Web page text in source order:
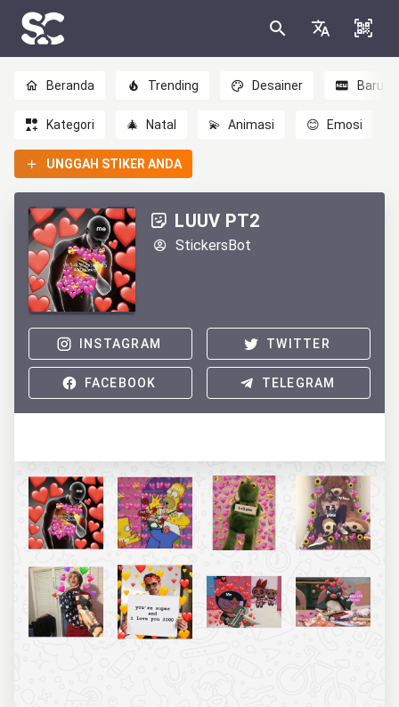
Beranda Trending Desainer Baru
Kategori 🎄 Natal 💫 Animasi 😊 Emosi
UNGGAH STIKER ANDA
LUUV PT2
StickersBot
INSTAGRAM TWITTER
FACEBOOK TELEGRAM